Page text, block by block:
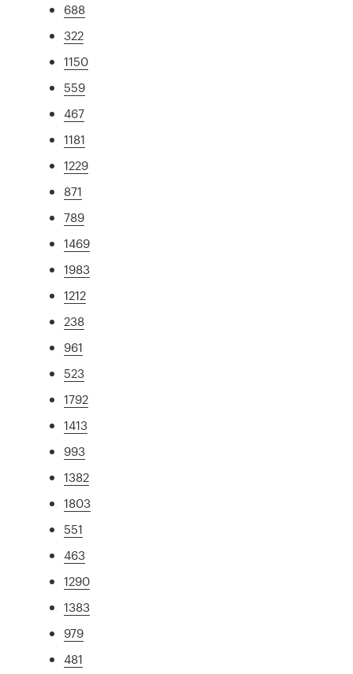
688
322
1150
559
467
1181
1229
871
789
1469
1983
1212
238
961
523
1792
1413
993
1382
1803
551
463
1290
1383
979
481